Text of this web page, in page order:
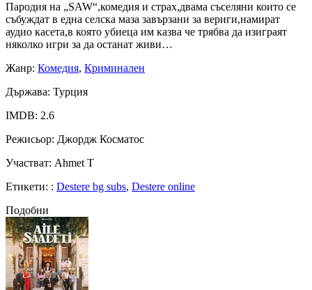
Пародия на „SAW“,комедия и страх,двама съселяни които се
събуждат в една селска маза завързани за вериги,намират
аудио касета,в която убиеца им казва че трябва да изиграят
няколко игри за да останат живи…
Жанр: Комедия, Криминален
Държава: Турция
IMDB: 2.6
Режисьор: Джордж Косматос
Участват: Ahmet T
Етикети: : Destere bg subs, Destere online
Подобни